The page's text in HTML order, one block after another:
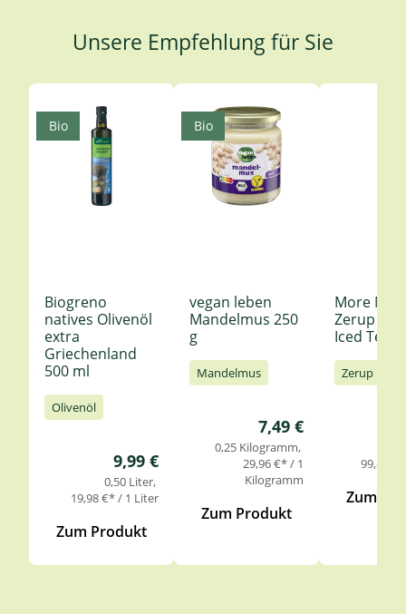
Unsere Empfehlung für Sie
Produktgalerie überspringen
Biogreno
natives Olivenöl
extra
Griechenland
500 ml
Olivenöl
Regulärer Preis:
9,99 €
0,50 Liter
19,98 €* / 1 Liter
Zum Produkt
Bio
vegan leben
Mandelmus 250
g
Mandelmus
Regulärer Preis:
7,49 €
0,25 Kilogramm
29,96 €* / 1
Kilogramm
Zum Produkt
Bio
More
Zerup
Iced Tea
Zerup
99,85
Zum